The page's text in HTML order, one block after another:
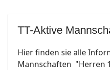
TT-Aktive
Hier finden sie alle
Mannschaften "Herren